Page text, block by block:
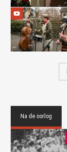
Na de oorlog